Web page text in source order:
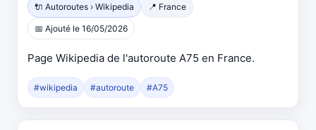
🔌 Autoroutes › Wikipedia 📍 France
📅 Ajouté le 16/05/2026
Page Wikipedia de l'autoroute A75 en France.
#wikipedia #autoroute #A75